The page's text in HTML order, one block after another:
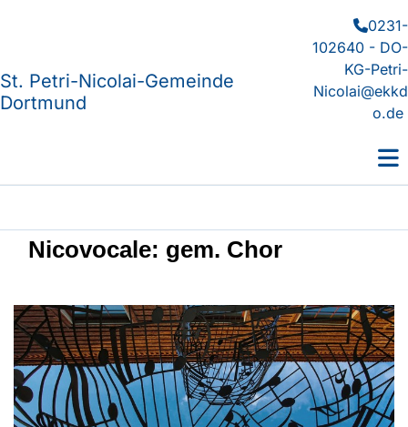
St. Petri-Nicolai-Gemeinde
Dortmund
0231-
102640 - DO-
KG-Petri-
Nicolai@ekkd
o.de
Nicovocale: gem. Chor